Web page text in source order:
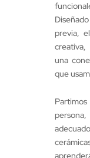
previa,
una
que